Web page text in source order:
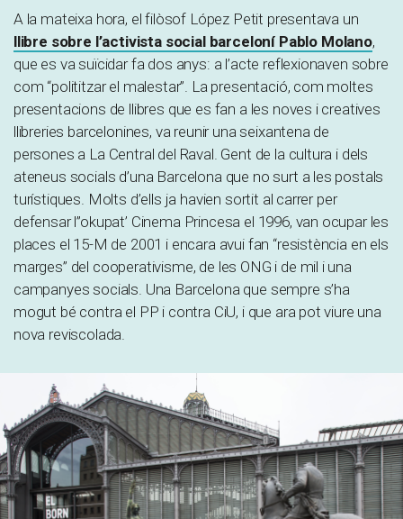
A la mateixa hora, el filòsof López Petit presentava un
llibre sobre l’activista social barceloní Pablo Molano,
que es va suïcidar fa dos anys: a l’acte reflexionaven sobre
com “polititzar el malestar”. La presentació, com moltes
presentacions de llibres que es fan a les noves i creatives
llibreries barcelonines, va reunir una seixantena de
persones a La Central del Raval. Gent de la cultura i dels
ateneus socials d’una Barcelona que no surt a les postals
turístiques. Molts d’ells ja havien sortit al carrer per
defensar l”okupat’ Cinema Princesa el 1996, van ocupar les
places el 15-M de 2001 i encara avui fan “resistència en els
marges” del cooperativisme, de les ONG i de mil i una
campanyes socials. Una Barcelona que sempre s’ha
mogut bé contra el PP i contra CiU, i que ara pot viure una
nova reviscolada.